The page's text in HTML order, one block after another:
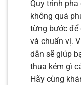
Quy trình
không quá
từng bước để
và chuẩn vị.
dẫn sẽ giúp
thua kém gì
Hãy cùng